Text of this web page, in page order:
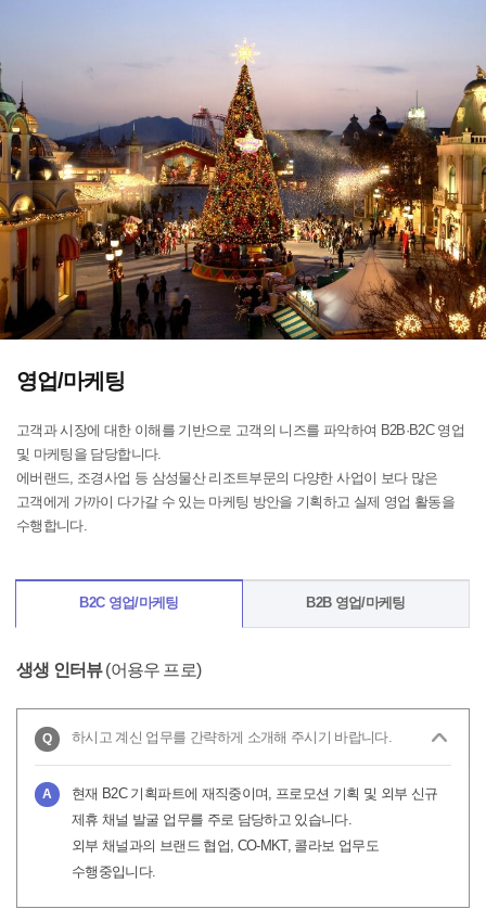
영업/마케팅
고객과 시장에 대한 이해를 기반으로 고객의 니즈를 파악하여 B2B·B2C 영업
및 마케팅을 담당합니다.
에버랜드, 조경사업 등 삼성물산 리조트부문의 다양한 사업이 보다 많은
고객에게 가까이 다가갈 수 있는 마케팅 방안을 기획하고 실제 영업 활동을
수행합니다.
B2C 영업/마케팅
생생 인터뷰(어용우 프로)
하시고 계신 업무를 간략하게 소개해 주시기 바랍니다.
현재 B2C 기획파트에 재직중이며, 프로모션 기획 및 외부 신규
제휴 채널 발굴 업무를 주로 담당하고 있습니다.
외부 채널과의 브랜드 협업, CO-MKT, 콜라보 업무도
수행중입니다.
B2B 영업/마케팅